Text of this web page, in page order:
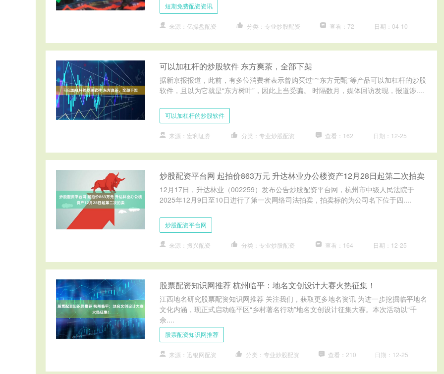
短期免费配资资讯
来源：亿操盘配资 分类：专业炒股配资 查看：72 日期：04-10
可以加杠杆的炒股软件 东方爽茶，全部下架
据新京报报道，此前，有多位消费者表示曾购买过“”“东方元甄”等产品可以加杠杆的炒股
软件，且以为它就是“东方树叶”，因此上当受骗。 时隔数月，媒体回访发现，报道涉....
可以加杠杆的炒股软件
来源：宏利证券 分类：专业炒股配资 查看：162 日期：12-25
炒股配资平台网 起拍价863万元 升达林业办公楼资产12月28日起第二次拍卖
12月17日，升达林业（002259）发布公告炒股配资平台网，杭州市中级人民法院于
2025年12月9日至10日进行了第一次网络司法拍卖，拍卖标的为公司名下位于四....
炒股配资平台网
来源：振兴配资 分类：专业炒股配资 查看：164 日期：12-25
股票配资知识网推荐 杭州临平：地名文创设计大赛火热征集！
江西地名研究股票配资知识网推荐 关注我们，获取更多地名资讯 为进一步挖掘临平地名
文化内涵，现正式启动临平区“乡村著名行动”地名文创设计征集大赛。本次活动以“千
余....
股票配资知识网推荐
来源：迅银网配资 分类：专业炒股配资 查看：210 日期：12-25